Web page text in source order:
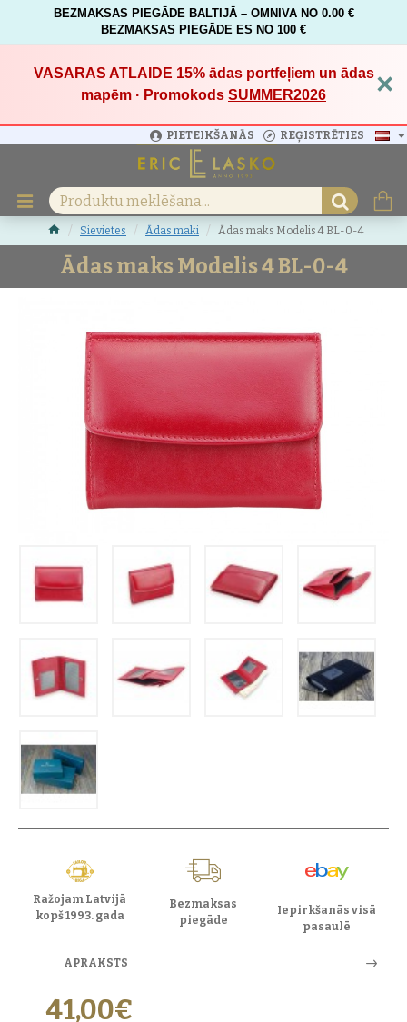
BEZMAKSAS PIEGĀDE BALTIJĀ – OMNIVA NO 0.00 €
BEZMAKSAS PIEGĀDE ES NO 100 €
VASARAS ATLAIDE 15%ādas portfeļiem un ādas
mapēm · Promokods SUMMER2026 ×
PIETEIKŠANĀS REĢISTRĒTIES
Sievietes Ādas maki Ādas maks Modelis 4 BL-0-4
Ādas maks Modelis 4 BL-0-4
Ražojam Latvijā
kopš 1993. gada
Bezmaksas
piegāde
Iepirkšanās visā
pasaulē
APRAKSTS
41,00€